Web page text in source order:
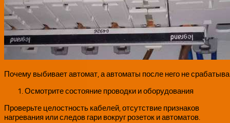
Почему выбивает автомат, а автоматы после него не
Осмотрите состояние проводки и оборудования
Проверьте целостность кабелей, отсутствие признаков
нагревания или следов гари вокруг розеток и автоматов.